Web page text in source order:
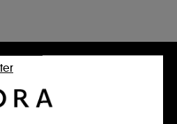
DES OFFRES